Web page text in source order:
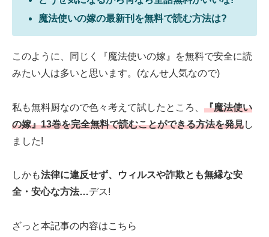
魔法使いの嫁の最新刊を無料で読む方法は?
このように、同じく『魔法使いの嫁』を無料で安全に読
みたい人は多いと思います。(なんせ人気なので)
私も無料厨なので色々考えて試したところ、 『魔法使い
の嫁』13巻を完全無料で読むことができる方法を発見し
ました!
しかも法律に違反せず、ウィルスや詐欺とも無縁な安
全・安心な方法…デス!
ざっと本記事の内容はこちら